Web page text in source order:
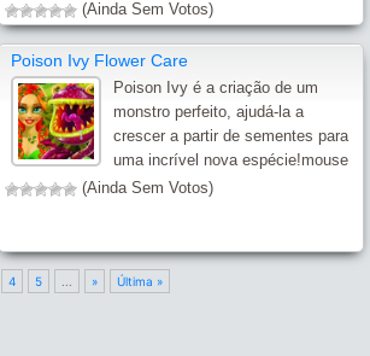
(Ainda Sem Votos)
Poison Ivy Flower Care
Poison Ivy é a criação de um
monstro perfeito, ajudá-la a
crescer a partir de sementes para
uma incrível nova espécie!mouse
(Ainda Sem Votos)
4 5 » Última »